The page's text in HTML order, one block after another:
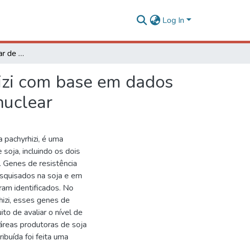
Log In
Filogeografia molecular de Phakopsora pachyrhizi com base em dados de sequenciamento de regiões gênicas do DNA nuclear
com base em dados
é uma
incluindo os dois
de resistência
na soja e em
identificados. No
esses genes de
de avaliar o nível de
produtoras de soja
foi feita uma